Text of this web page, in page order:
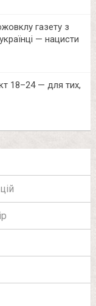
газету з
— нацисти
18–24 — для тих,